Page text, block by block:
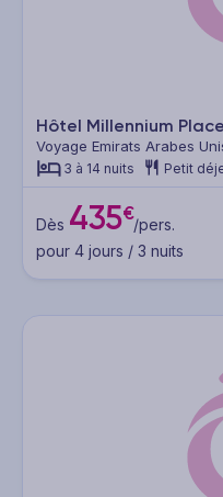
Hôtel Millennium
Voyage Emirats Arabes
3 à 14 nuits Petit
Dès 435€/pers.
pour 4 jours / 3 nuits